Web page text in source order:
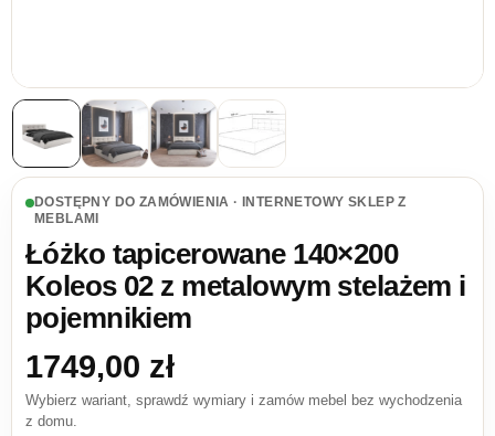
DOSTĘPNY DO ZAMÓWIENIA · INTERNETOWY SKLEP Z
MEBLAMI
Łóżko tapicerowane 140×200
Koleos 02 z metalowym stelażem i
pojemnikiem
1749,00 zł
Wybierz wariant, sprawdź wymiary i zamów mebel bez wychodzenia
z domu.